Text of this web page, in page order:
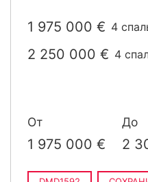
1 975 000 € 4
2 250 000 € 4
От
1 975 000 €
До
2